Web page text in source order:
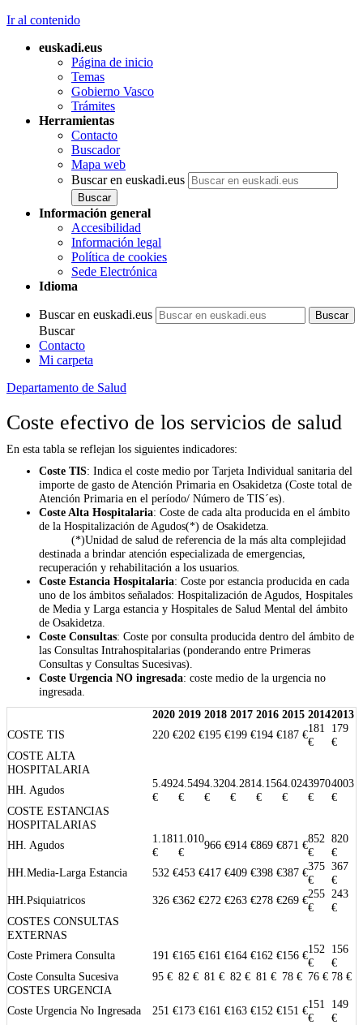
Ir al contenido
euskadi.eus
Página de inicio
Temas
Gobierno Vasco
Trámites
Herramientas
Contacto
Buscador
Mapa web
Buscar en euskadi.eus
Información general
Accesibilidad
Información legal
Política de cookies
Sede Electrónica
Idioma
Buscar en euskadi.eus
Buscar
Contacto
Mi carpeta
Departamento de Salud
Coste efectivo de los servicios de salud
En esta tabla se reflejan los siguientes indicadores:
Coste TIS: Indica el coste medio por Tarjeta Individual sanitaria del
importe de gasto de Atención Primaria en Osakidetza (Coste total de
Atención Primaria en el período/ Número de TIS´es).
Coste Alta Hospitalaria: Coste de cada alta producida en el ámbito
de la Hospitalización de Agudos(*) de Osakidetza.
(*)Unidad de salud de referencia de la más alta complejidad
destinada a brindar atención especializada de emergencias,
recuperación y rehabilitación a los usuarios.
Coste Estancia Hospitalaria: Coste por estancia producida en cada
uno de los ámbitos señalados: Hospitalización de Agudos, Hospitales
de Media y Larga estancia y Hospitales de Salud Mental del ámbito
de Osakidetza.
Coste Consultas: Coste por consulta producida dentro del ámbito de
las Consultas Intrahospitalarias (ponderando entre Primeras
Consultas y Consultas Sucesivas).
Coste Urgencia NO ingresada: coste medio de la urgencia no
ingresada.
2020 2019 2018 2017 2016 2015 20142013
COSTE TIS
220 €202 €195 €199 €194 €187 €181
€
179
€
COSTE ALTA
HOSPITALARIA
HH. Agudos
5.492
€
4.549
€
4.320
€
4.281
€
4.156
€
4.024
€
3970
€
4003
€
COSTE ESTANCIAS
HOSPITALARIAS
HH. Agudos
1.181
€
1.010
€
966 €914 €869 €871 €852
€
820
€
HH.Media-Larga Estancia
532 €453 €417 €409 €398 €387 €375
€
367
€
HH.Psiquiatricos
326 €362 €272 €263 €278 €269 €255
€
243
€
COSTES CONSULTAS
EXTERNAS
Coste Primera Consulta
191 €165 €161 €164 €162 €156 €152
€
156
€
Coste Consulta Sucesiva
95 € 82 € 81 € 82 € 81 € 78 € 76 € 78 €
COSTES URGENCIA
Coste Urgencia No Ingresada
251 €173 €161 €163 €152 €151 €151
€
149
€